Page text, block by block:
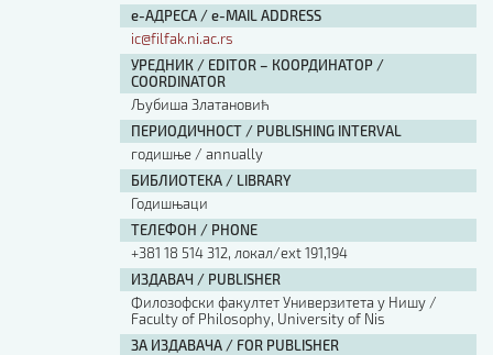
е-АДРЕСА / e-MAIL ADDRESS
ic@filfak.ni.ac.rs
УРЕДНИК / EDITOR – КООРДИНАТОР /
COORDINATOR
Љубиша Златановић
ПЕРИОДИЧНОСТ / PUBLISHING INTERVAL
годишње / annually
БИБЛИОТЕКА / LIBRARY
Годишњаци
ТЕЛЕФОН / PHONE
+381 18 514 312, локал/ext 191,194
ИЗДАВАЧ / PUBLISHER
Филозофски факултет Универзитета у Нишу /
Faculty of Philosophy, University of Nis
ЗА ИЗДАВАЧА / FOR PUBLISHER